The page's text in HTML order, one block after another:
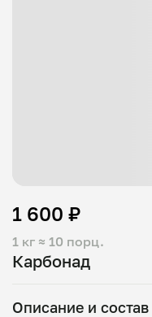
Карбонад
1 кг ≈ 10 порц.
1 600 ₽
Описание и состав